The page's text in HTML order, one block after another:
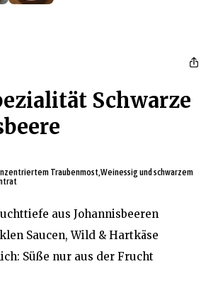
Schwarze
Traubenmost,Weinessig und schwarzem
aus Johannisbeeren
Saucen, Wild & Hartkäse
Süße nur aus der Frucht